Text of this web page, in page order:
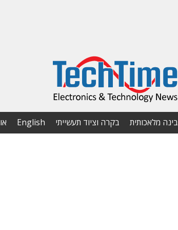
בינה מלאכותית בקרה וציוד תעשייתי English